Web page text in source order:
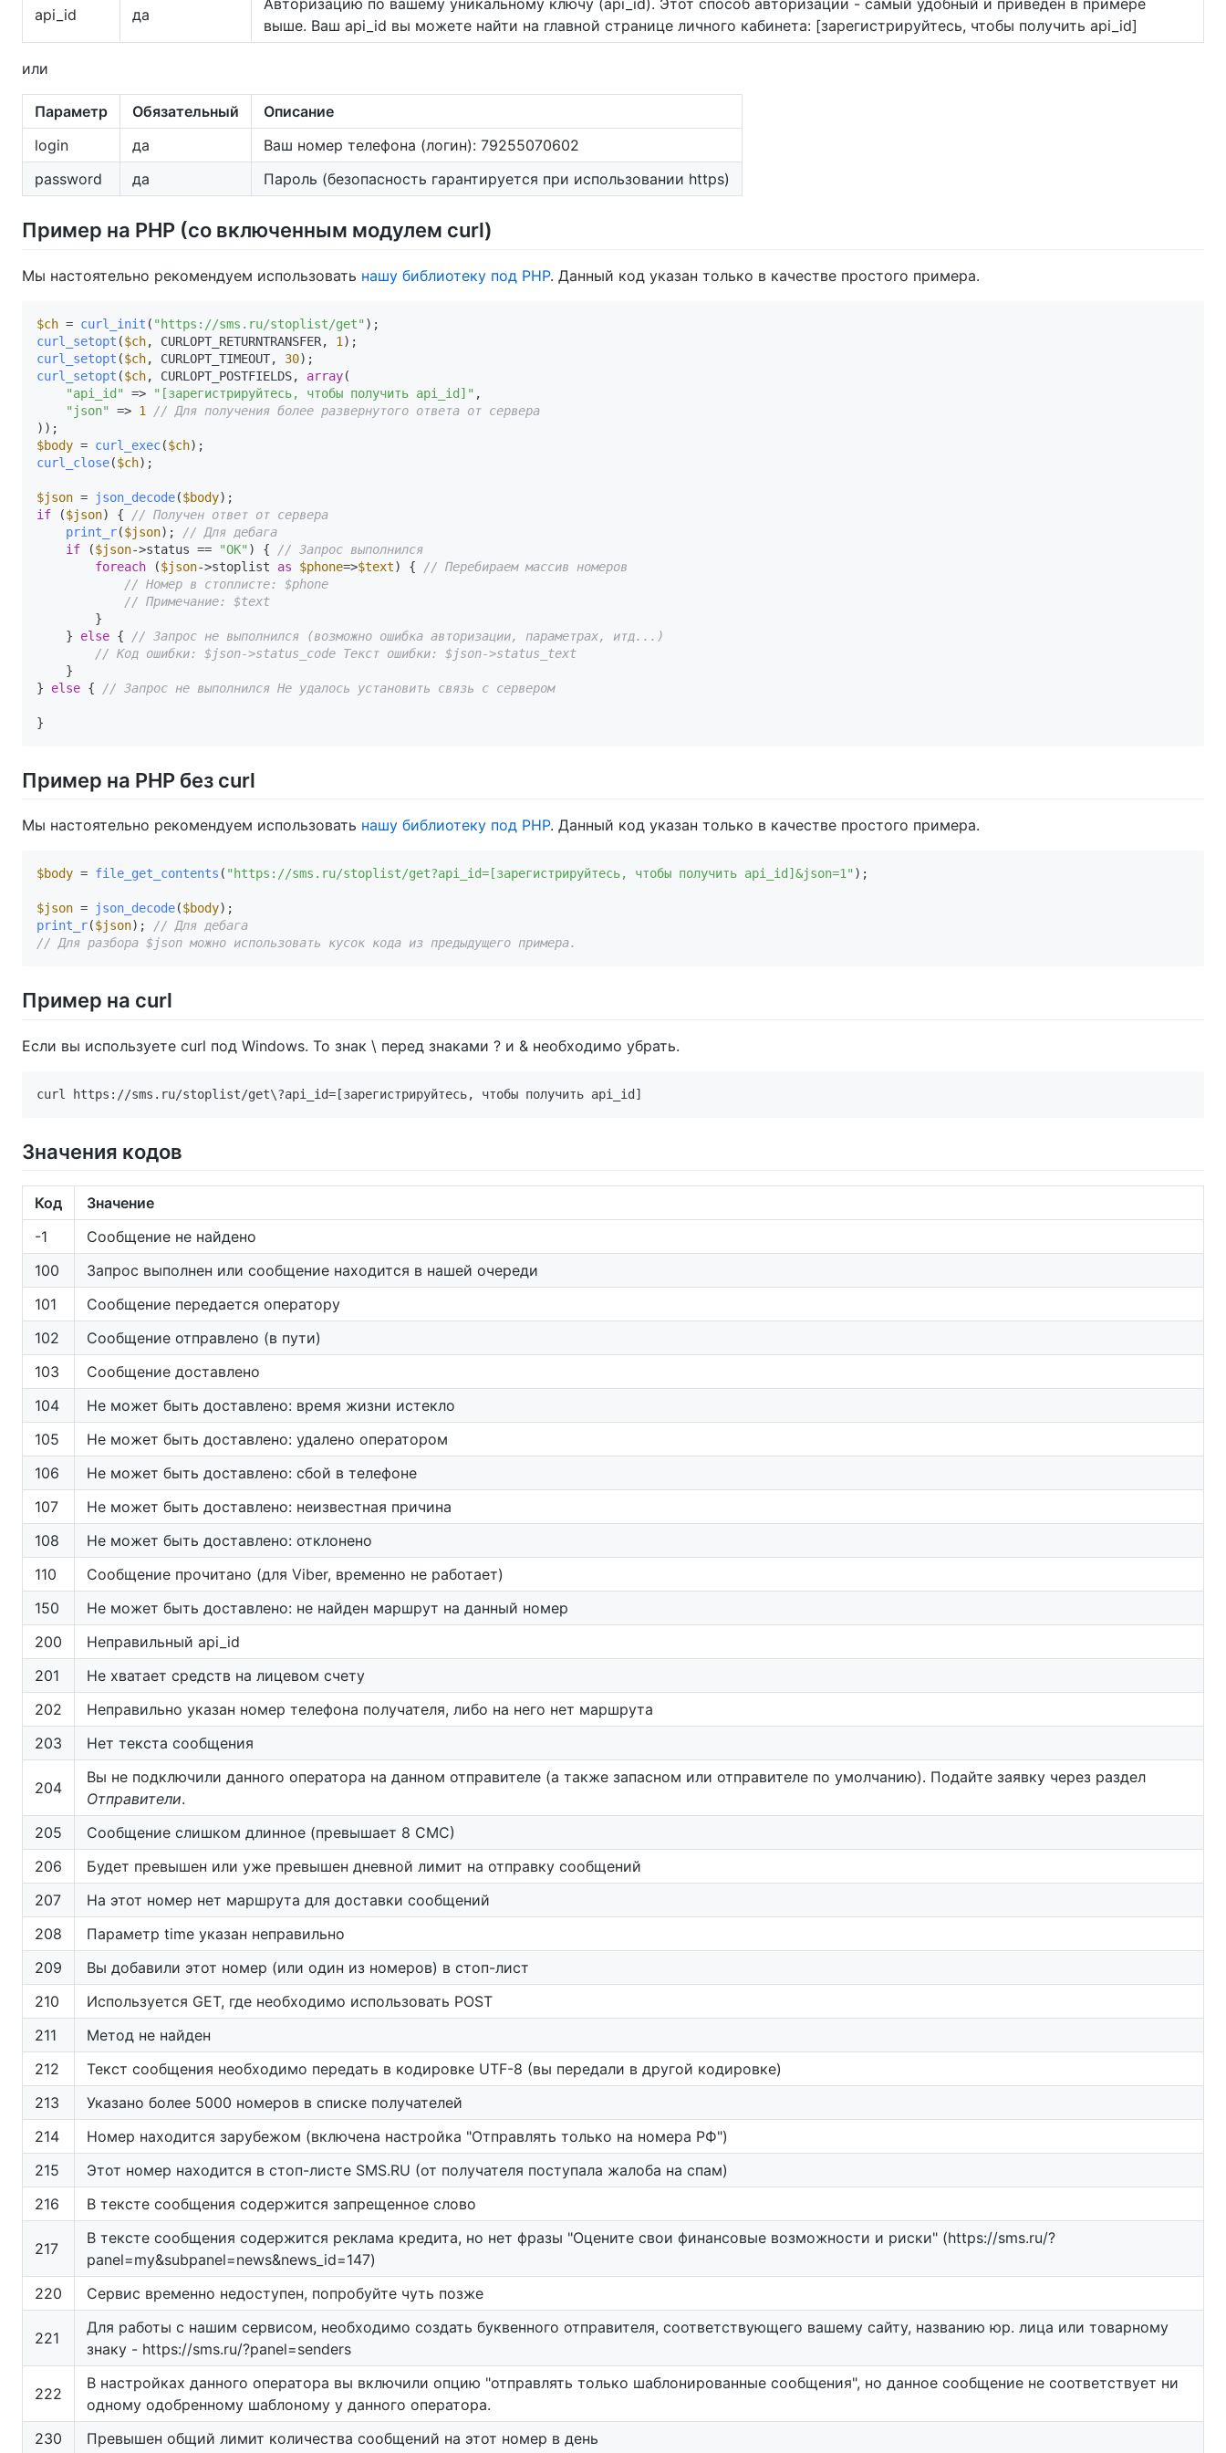
api_id да
выше. Ваш api_id вы можете найти на главной странице личного кабинета: [зарегистрируйтесь, чтобы получить api_id]
или
Параметр Обязательный
Описание
login
да
Ваш номер телефона (логин): 79255070602
password
да Пароль (безопасность гарантируется при использовании https)
Пример на PHP (со включенным модулем curl)
Мы настоятельно рекомендуем использовать нашу библиотеку под PHP. Данный код указан только в качестве простого примера.
$ch = curl_init ( "https://sms.ru/stoplist/get"
curl_setopt ($ch, CURLOPT_RETURNTRANSFER, 1
curl_setopt ($ch, CURLOPT_TIMEOUT, 30
curl_setopt ($ch, CURLOPT_POSTFIELDS, array(
"api_id"
=> "[зарегистрируйтесь, чтобы получить api_id]" ,
"json"
=> 1
// Для получения более развернутого ответа от сервера
$body = curl_exec($ch
curl_close($ch);
$json = json_decode($body
if ($json) {
// Получен ответ от сервера
print_r($json);
// Для дебага
if ($json->status == "OK" ) {
// Запрос выполнился
foreach ($json->stoplist as $phone=>$text) {
// Перебираем массив номеров
// Номер в стоплисте: $phone
// Примечание: $text
    }
else {
// Запрос не выполнился (возможно ошибка авторизации, параметрах, итд...)
// Код ошибки: $json->status_code Текст ошибки: $json->status_text
} else { // Запрос не выполнился Не удалось установить связь с сервером
Пример на PHP без curl
Мы настоятельно рекомендуем использовать нашу библиотеку под PHP. Данный код указан только в качестве простого примера.
$body = file_get_contents ( "https://sms.ru/stoplist/get?api_id=[зарегистрируйтесь, чтобы получить api_id]&json=1" );
$json = json_decode($body
print_r($json);
// Для дебага
// Для разбора $json можно использовать кусок кода из предыдущего примера.
Пример на curl
Если вы используете curl под Windows. То знак \ перед знаками ? и & необходимо убрать.
Значения кодов
Код
Значение
-1
Сообщение не найдено
100
Запрос выполнен или сообщение находится в нашей очереди
101
Сообщение передается оператору
102
Сообщение отправлено (в пути)
103
Сообщение доставлено
104
Не может быть доставлено: время жизни истекло
105
Не может быть доставлено: удалено оператором
106
Не может быть доставлено: сбой в телефоне
107
Не может быть доставлено: неизвестная причина
108
Не может быть доставлено: отклонено
110
Сообщение прочитано (для Viber, временно не работает)
150
Не может быть доставлено: не найден маршрут на данный номер
200
Неправильный api_id
201
Не хватает средств на лицевом счету
202
Неправильно указан номер телефона получателя, либо на него нет маршрута
203
Нет текста сообщения
204
Вы не подключили данного оператора на данном отправителе (а также запасном или отправителе по умолчанию). Подайте заявку через раздел
Отправители.
205
Сообщение слишком длинное (превышает 8 СМС)
206
Будет превышен или уже превышен дневной лимит на отправку сообщений
207
На этот номер нет маршрута для доставки сообщений
208
Параметр time указан неправильно
209
Вы добавили этот номер (или один из номеров) в стоп-лист
210
Используется GET, где необходимо использовать POST
211
Метод не найден
212
Текст сообщения необходимо передать в кодировке UTF-8 (вы передали в другой кодировке)
213
Указано более 5000 номеров в списке получателей
214
Номер находится зарубежом (включена настройка "Отправлять только на номера РФ")
215
Этот номер находится в стоп-листе SMS.RU (от получателя поступала жалоба на спам)
216
В тексте сообщения содержится запрещенное слово
217
В тексте сообщения содержится реклама кредита, но нет фразы "Оцените свои финансовые возможности и риски" (https://sms.ru/?
panel=my&subpanel=news&news_id=147)
220
Сервис временно недоступен, попробуйте чуть позже
221
Для работы с нашим сервисом, необходимо создать буквенного отправителя, соответствующего вашему сайту, названию юр. лица или товарному
знаку - https://sms.ru/?panel=senders
222
В настройках данного оператора вы включили опцию "отправлять только шаблонированные сообщения", но данное сообщение не соответствует ни
одному одобренному шаблоному у данного оператора.
230
Превышен общий лимит количества сообщений на этот номер в день